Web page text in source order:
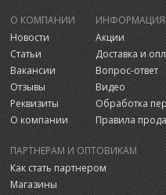
О КОМПАНИИ
Новости
Статьи
Вакансии
Отзывы
Реквизиты
О компании
ИНФОРМАЦИЯ
Акции
Доставка и
Вопрос-ответ
Видео
Обработка
Правила
ПАРТНЕРАМ И ОПТОВИКАМ
Как стать партнером
Магазины